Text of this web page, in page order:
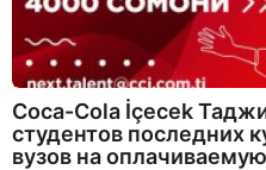
Coca-Cola İçecek
студентов последних
вузов на